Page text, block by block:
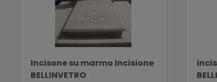
Incisone su marmo Incisione
BELLINVETRO